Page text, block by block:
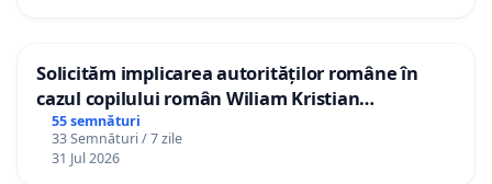
Solicităm implicarea autorităților române în
cazul copilului român Wiliam Kristian
Gheorghe, aflat în plasament în Danemarca de
12 ani
55 semnături
33 Semnături / 7 zile
31 Jul 2026